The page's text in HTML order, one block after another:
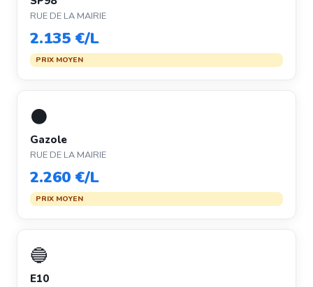
RUE DE LA MAIRIE
2.135 €/L
PRIX MOYEN
⚫
Gazole
RUE DE LA MAIRIE
2.260 €/L
PRIX MOYEN
🔵
E10